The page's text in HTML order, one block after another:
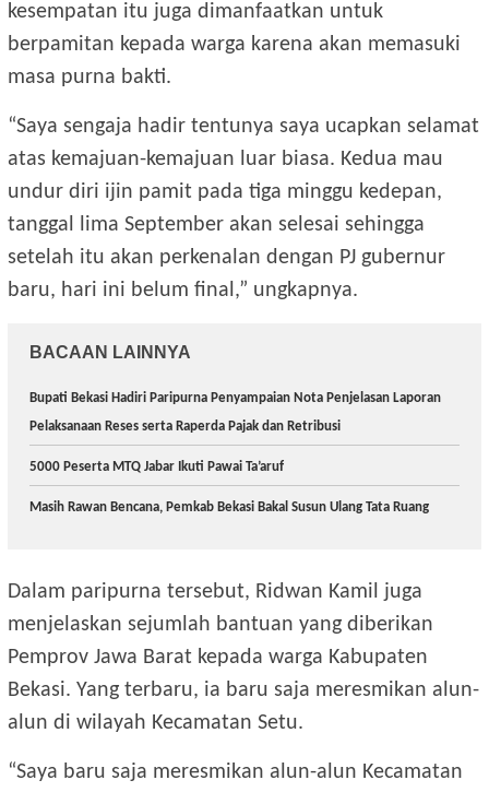
kesempatan itu juga dimanfaatkan untuk
berpamitan kepada warga karena akan memasuki
masa purna bakti.
“Saya sengaja hadir tentunya saya ucapkan selamat
atas kemajuan-kemajuan luar biasa. Kedua mau
undur diri ijin pamit pada tiga minggu kedepan,
tanggal lima September akan selesai sehingga
setelah itu akan perkenalan dengan PJ gubernur
baru, hari ini belum final,” ungkapnya.
BACAAN LAINNYA
Bupati Bekasi Hadiri Paripurna Penyampaian Nota Penjelasan Laporan
Pelaksanaan Reses serta Raperda Pajak dan Retribusi
5000 Peserta MTQ Jabar Ikuti Pawai Ta’aruf
Masih Rawan Bencana, Pemkab Bekasi Bakal Susun Ulang Tata Ruang
Dalam paripurna tersebut, Ridwan Kamil juga
menjelaskan sejumlah bantuan yang diberikan
Pemprov Jawa Barat kepada warga Kabupaten
Bekasi. Yang terbaru, ia baru saja meresmikan alun-
alun di wilayah Kecamatan Setu.
“Saya baru saja meresmikan alun-alun Kecamatan